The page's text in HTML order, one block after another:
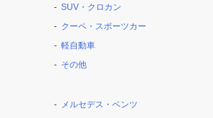
SUV・クロカン
クーペ・スポーツカー
軽自動車
その他
メルセデス・ベンツ